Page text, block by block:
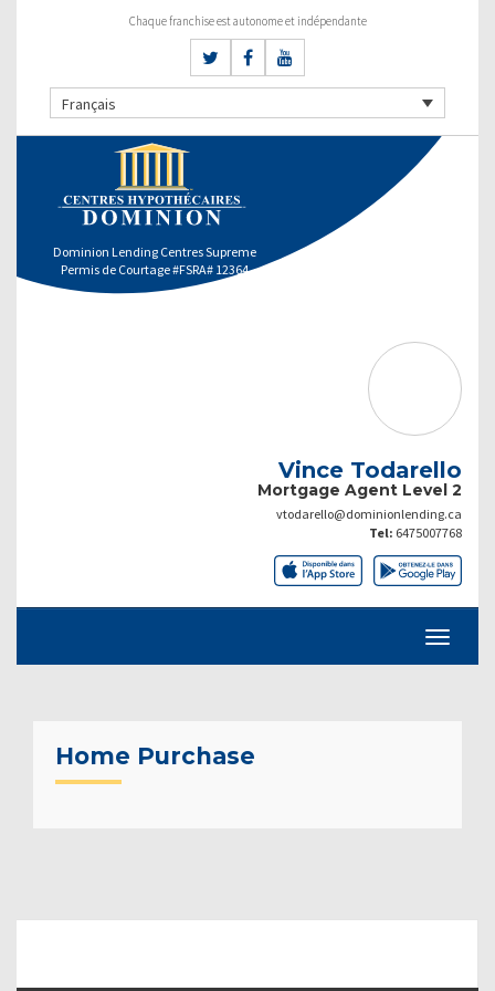
Chaque franchise est autonome et indépendante
Français
Dominion Lending Centres Supreme
Permis de Courtage #FSRA# 12364
Vince Todarello
Mortgage Agent Level 2
vtodarello@dominionlending.ca
Tel: 6475007768
Home Purchase